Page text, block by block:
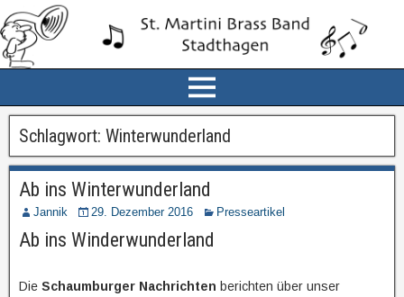
Schlagwort: Winterwunderland
Ab ins Winterwunderland
Jannik 29. Dezember 2016 Presseartikel
Ab ins Winderwunderland
Die Schaumburger Nachrichten berichten über unser